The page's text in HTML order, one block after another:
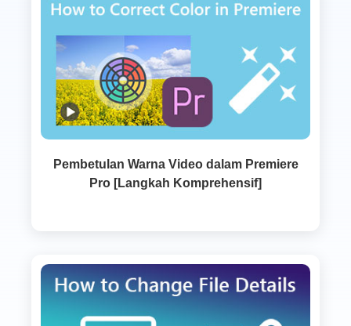
Pembetulan Warna Video dalam Premiere
Pro [Langkah Komprehensif]